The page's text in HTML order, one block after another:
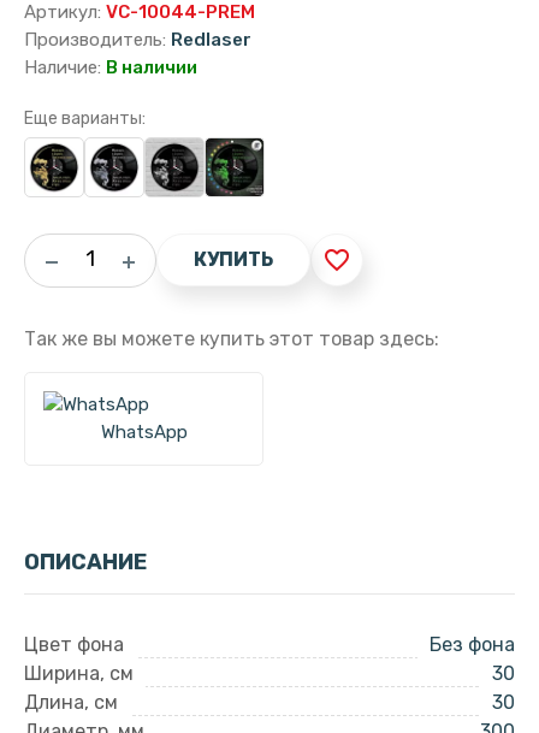
Артикул: VC-10044-PREM
Производитель: Redlaser
Наличие: В наличии
Еще варианты:
КУПИТЬ favorite_border
Так же вы можете купить этот товар здесь:
WhatsApp
ОПИСАНИЕ
Цвет фона
Без фона
Ширина, см
30
Длина, см
30